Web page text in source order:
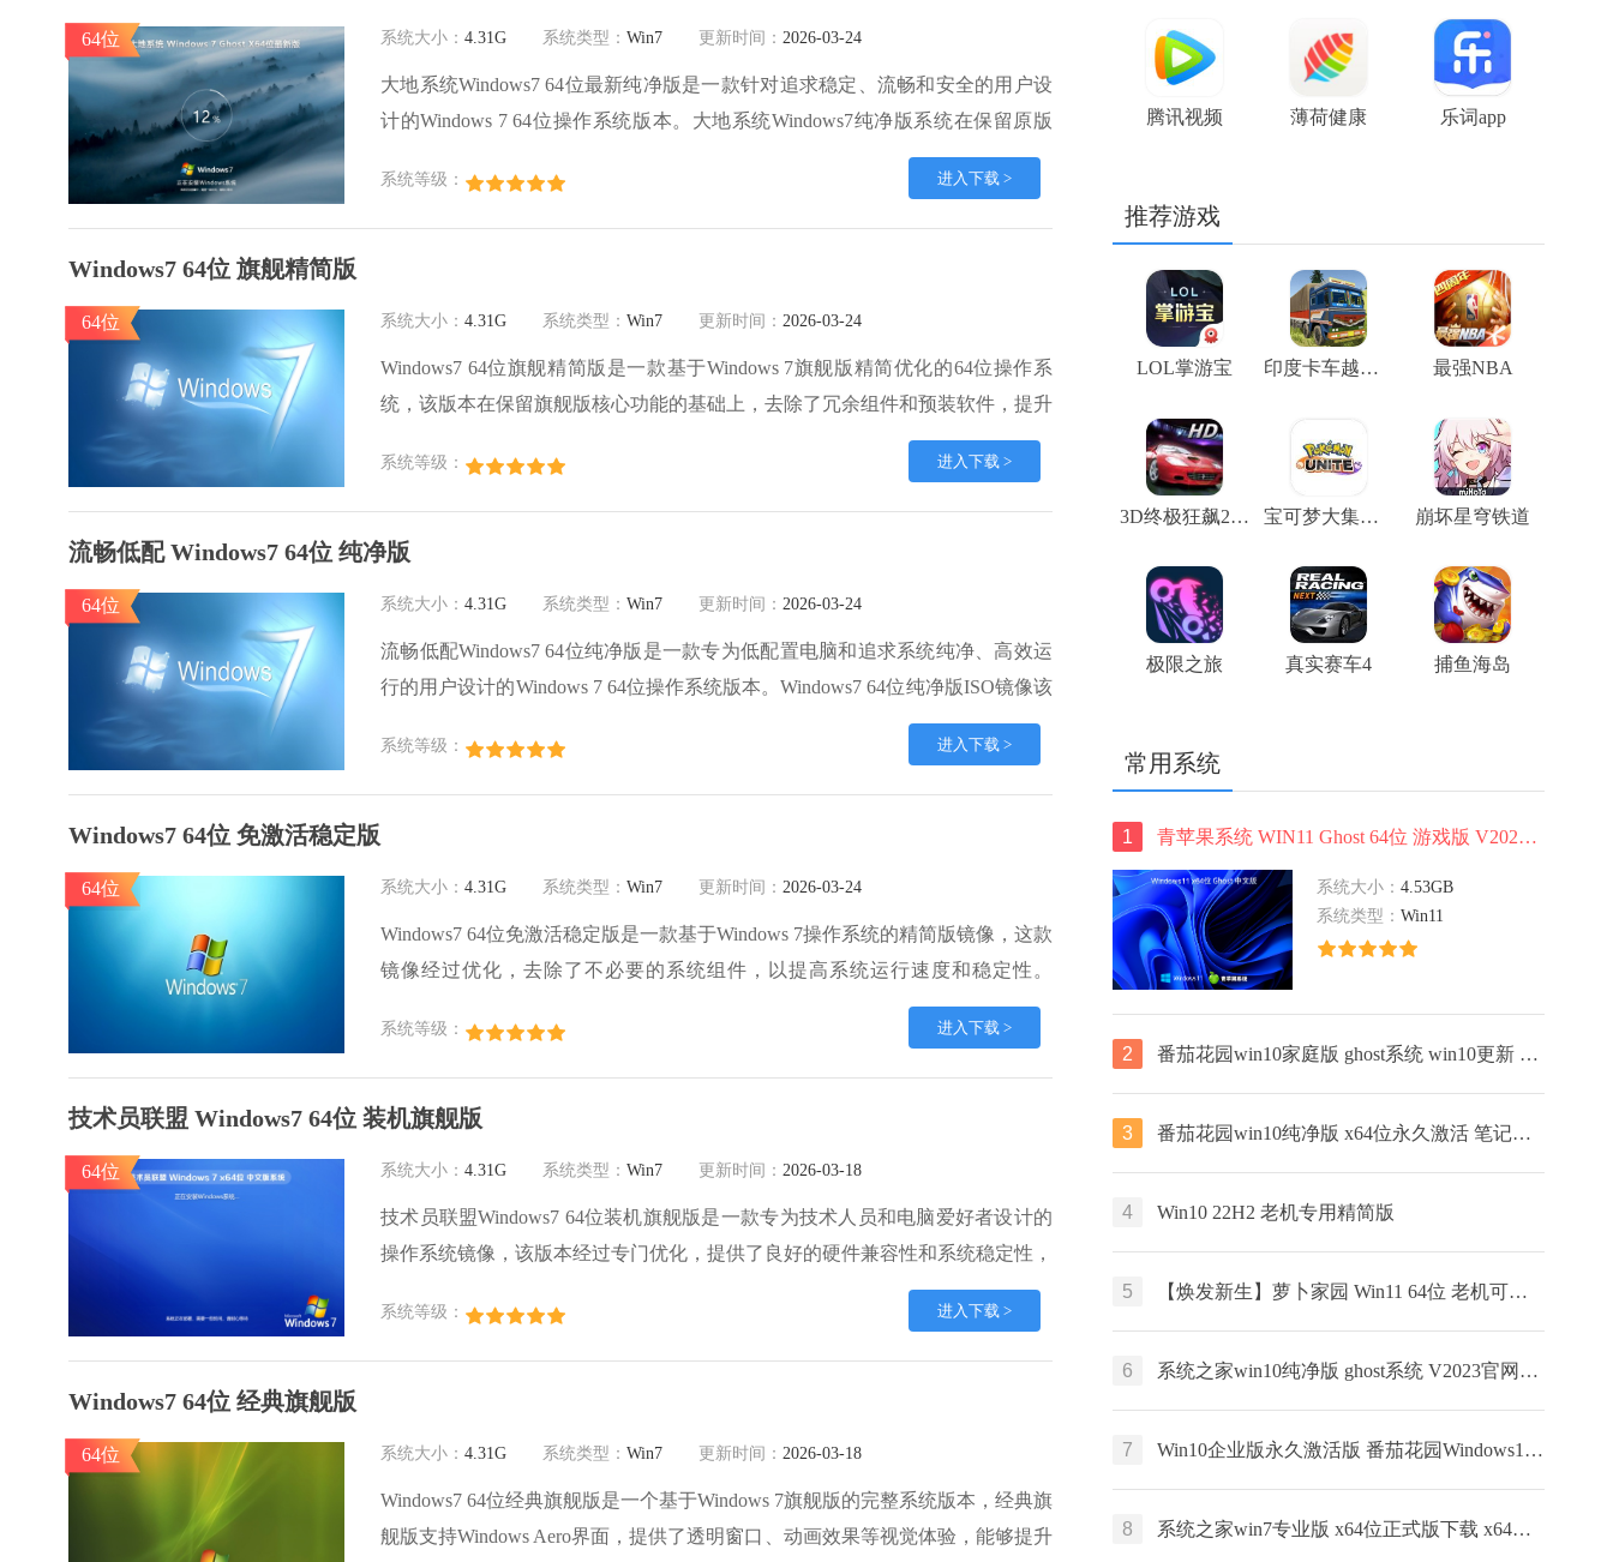
64位 系统大小： 4.31G 系统类型： Win7 更新时间： 2026-03-24
大地系统Windows7 64位最新纯净版是一款针对追求稳定、流畅和安全的用户设
计的Windows 7 64位操作系统版本。大地系统Windows7纯净版系统在保留原版
Windows 7核心功能的同时，去除了冗余组件、广告插件和预装软件，使系统干
净、轻量，适合各类电脑安装使用。
系统等级： 进入下载 >
Windows7 64位 旗舰精简版
64位 系统大小： 4.31G 系统类型： Win7 更新时间： 2026-03-24
Windows7 64位旗舰精简版是一款基于Windows 7旗舰版精简优化的64位操作系
统，该版本在保留旗舰版核心功能的基础上，去除了冗余组件和预装软件，提升
了系统运行效率。Windows7旗舰版系统镜像不包含广告插件、第三方工具或多
余软件，用户体验干净纯粹，可根据需要自行安装常用软件，自由度高。
系统等级： 进入下载 >
流畅低配 Windows7 64位 纯净版
64位 系统大小： 4.31G 系统类型： Win7 更新时间： 2026-03-24
流畅低配Windows7 64位纯净版是一款专为低配置电脑和追求系统纯净、高效运
行的用户设计的Windows 7 64位操作系统版本。Windows7 64位纯净版ISO镜像该
镜像保持了 Windows 7 的核心功能和稳定性，同时去除了冗余组件、预装软件和
不必要服务，使系统更加轻量、流畅，特别适合硬件配置较低但希望使用64位系
统的设备。
系统等级： 进入下载 >
Windows7 64位 免激活稳定版
64位 系统大小： 4.31G 系统类型： Win7 更新时间： 2026-03-24
Windows7 64位免激活稳定版是一款基于Windows 7操作系统的精简版镜像，这款
镜像经过优化，去除了不必要的系统组件，以提高系统运行速度和稳定性。
Windows7免激活系统镜像该版本的Windows 7 64位系统不需要进行产品密钥激
活，用户可以直接安装并使用。
系统等级： 进入下载 >
技术员联盟 Windows7 64位 装机旗舰版
64位 系统大小： 4.31G 系统类型： Win7 更新时间： 2026-03-18
技术员联盟Windows7 64位装机旗舰版是一款专为技术人员和电脑爱好者设计的
操作系统镜像，该版本经过专门优化，提供了良好的硬件兼容性和系统稳定性，
适合进行软件开发、系统部署、网络管理等技术工作。技术员联盟Windows7 64
位系统ISO镜像集成了最新的硬件驱动程序，支持广泛的硬件平台，可以确保系
统安装后的自动驱动识别。
系统等级： 进入下载 >
Windows7 64位 经典旗舰版
64位 系统大小： 4.31G 系统类型： Win7 更新时间： 2026-03-18
Windows7 64位经典旗舰版是一个基于Windows 7旗舰版的完整系统版本，经典旗
舰版支持Windows Aero界面，提供了透明窗口、动画效果等视觉体验，能够提升
腾讯视频 薄荷健康 乐词app
推荐游戏
LOL掌游宝 印度卡车越野模拟器 最强NBA
3D终极狂飙2(高清版) 宝可梦大集结正版 崩坏星穹铁道
极限之旅 真实赛车4 捕鱼海岛
常用系统
1 青苹果系统 WIN11 Ghost 64位 游戏版 V2022.03
系统大小： 4.53GB
系统类型： Win11
2 番茄花园win10家庭版 ghost系统 win10更新 v2023 下载
3 番茄花园win10纯净版 x64位永久激活 笔记本专用下载 v2023
4 Win10 22H2 老机专用精简版
5 【焕发新生】萝卜家园 Win11 64位 老机可用专业版
6 系统之家win10纯净版 ghost系统 V2023官网镜像下载
7 Win10企业版永久激活版 番茄花园Windows10下载 x64位 ghost镜像下载
8 系统之家win7专业版 x64位正式版下载 x64位 官网镜像下载 v2023